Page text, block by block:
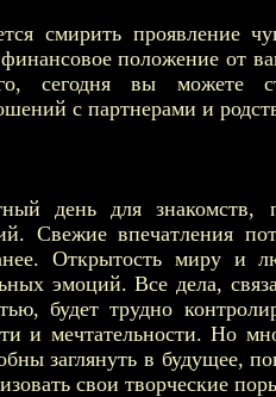
смирить проявление
положение от
сегодня вы можете
с партнерами и
день для
Свежие впечатления
Открытость миру и
эмоций. Все дела,
будет трудно
и мечтательности. Но
заглянуть в будущее,
свои творческие